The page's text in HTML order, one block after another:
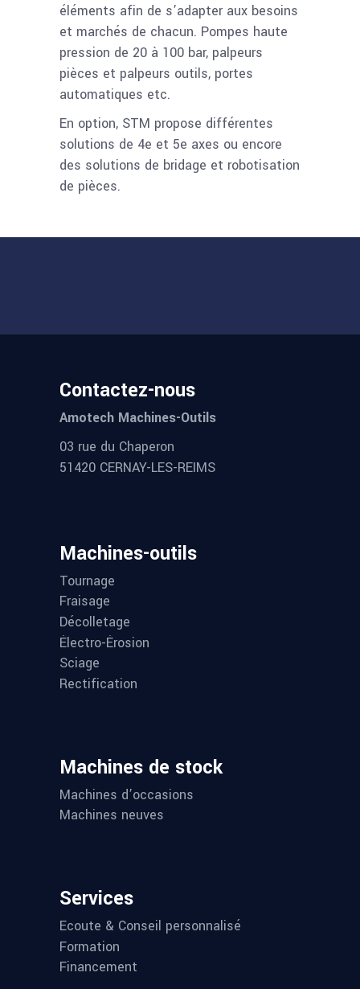
éléments afin de s’adapter aux besoins
et marchés de chacun. Pompes haute
pression de 20 à 100 bar, palpeurs
pièces et palpeurs outils, portes
automatiques etc.
En option, STM propose différentes
solutions de 4e et 5e axes ou encore
des solutions de bridage et robotisation
de pièces.
Contactez-nous
Amotech Machines-Outils
03 rue du Chaperon
51420 CERNAY-LES-REIMS
Machines-outils
Tournage
Fraisage
Décolletage
Électro-Érosion
Sciage
Rectification
Machines de stock
Machines d’occasions
Machines neuves
Services
Ecoute & Conseil personnalisé
Formation
Financement